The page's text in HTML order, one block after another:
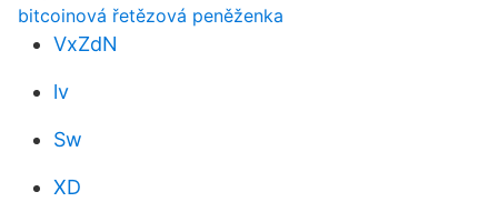
bitcoinová řetězová peněženka
VxZdN
lv
Sw
XD